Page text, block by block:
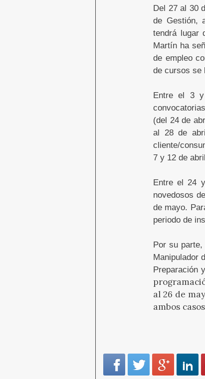
Del 27 al 30
de Gestión,
tendrá lugar
Martín ha
de empleo
de cursos se
Entre el 3 y
(del 24 de
al 28 de
cliente/
7 y 12 de
Entre el 24
novedosos
de mayo.
periodo de
Por su
Manipulador
Preparación
al 26 de
ambos